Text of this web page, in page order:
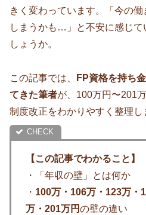
きく変わっています。「今の
しまうかも…」と不安に感じ
しょうか。
この記事では、
FP資格を持ち
てきた筆者が、100万円〜201
制度改正をわかりやすく整理し
【この記事でわかること】
・「年収の壁」とは何か
・ 100万・106万・123万・
万・201万円の壁の違い